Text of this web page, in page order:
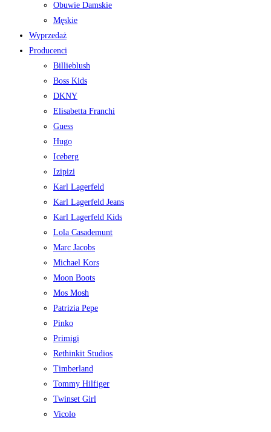
Obuwie Damskie
Męskie
Wyprzedaż
Producenci
Billieblush
Boss Kids
DKNY
Elisabetta Franchi
Guess
Hugo
Iceberg
Izipizi
Karl Lagerfeld
Karl Lagerfeld Jeans
Karl Lagerfeld Kids
Lola Casademunt
Marc Jacobs
Michael Kors
Moon Boots
Mos Mosh
Patrizia Pepe
Pinko
Primigi
Rethinkit Studios
Timberland
Tommy Hilfiger
Twinset Girl
Vicolo